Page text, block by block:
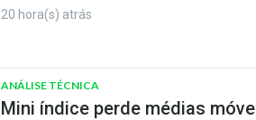
20 hora(s) atrás
ANÁLISE TÉCNICA
Mini índice perde médias